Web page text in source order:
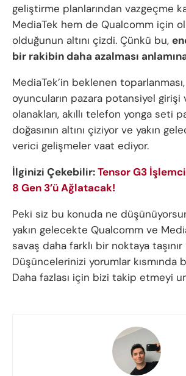
geliştirme planlarından vazgeçme
MediaTek hem de Qualcomm için
olduğunun altını çizdi. Çünkü bu,
bir rakibin daha azalması
MediaTek’in beklenen
oyuncuların pazara potansiyel girişi
olanakları, akıllı telefon yonga seti
doğasının altını çiziyor ve yakın
verici gelişmeler vaat ediyor.
İlginizi Çekebilir:Tensor G3
8 Gen 3’ü Ağlatacak!
Peki siz bu konuda ne
yakın gelecekte Qualcomm ve
savaş daha farklı bir noktaya taşınır
Düşüncelerinizi yorumlar kısmında
Daha fazlası için bizi takip etmeyi